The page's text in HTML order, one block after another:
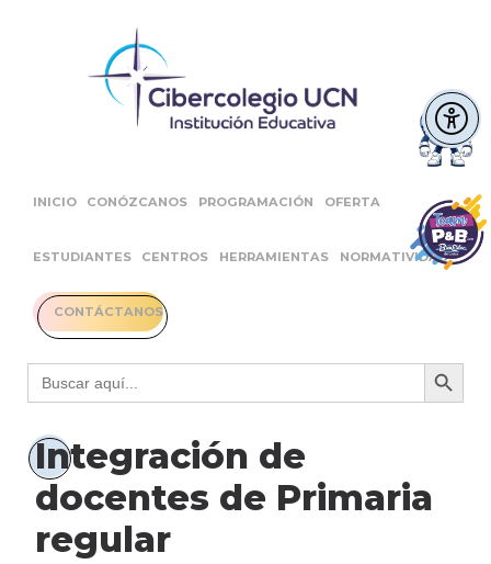
INICIO CONÓZCANOS PROGRAMACIÓN OFERTA
ESTUDIANTES CENTROS HERRAMIENTAS NORMATIVIDAD
CONTÁCTANOS
Buscar: Botón
Integración de
docentes de Primaria
regular